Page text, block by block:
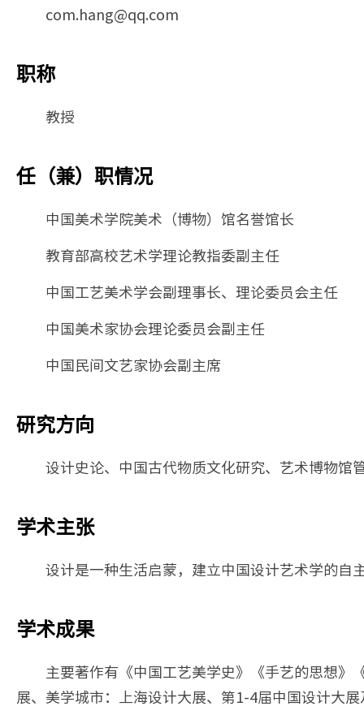
com.hang@qq.com
职称
教授
任（兼）职情况
中国美术学院美术（博物）馆名誉馆长
教育部高校艺术学理论教指委副主任
中国工艺美术学会副理事长、理论委员会主任
中国美术家协会理论委员会副主任
中国民间文艺家协会副主席
研究方向
设计史论、中国古代物质文化研究、艺术博物馆
学术主张
设计是一种生活启蒙，建立中国设计艺术学的自
学术成果
主要著作有《中国工艺美学史》《手艺的思想
展、美学城市：上海设计大展、第1-4届中国设计大